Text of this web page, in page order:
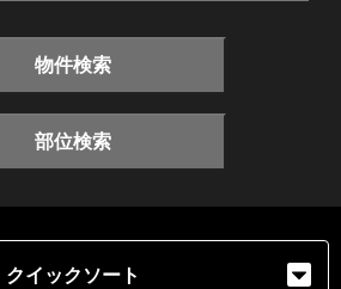
物件検索
部位検索
クイックソート